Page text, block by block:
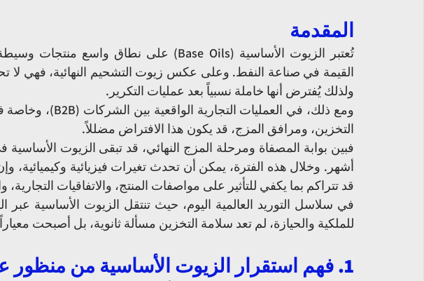
المقدمة
ولذلك يُفترض أنها خاملة نسبياً بعد عمليات التكرير.
التخزين، ومرافق المزج، قد يكون هذا الافتراض مضللاً.
قد تتراكم بما يكفي للتأثير على مواصفات المنتج، والاتفاقيات التجارية،
للملكية والحيازة، لم تعد سلامة التخزين مسألة ثانوية، بل أصبحت
1. فهم استقرار الزيوت الأساسية من منظور عملي